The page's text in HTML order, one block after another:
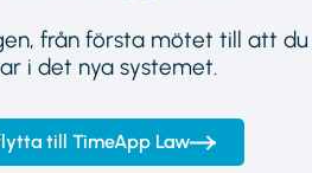
från första mötet till att du
i det nya systemet.
till TimeApp Law